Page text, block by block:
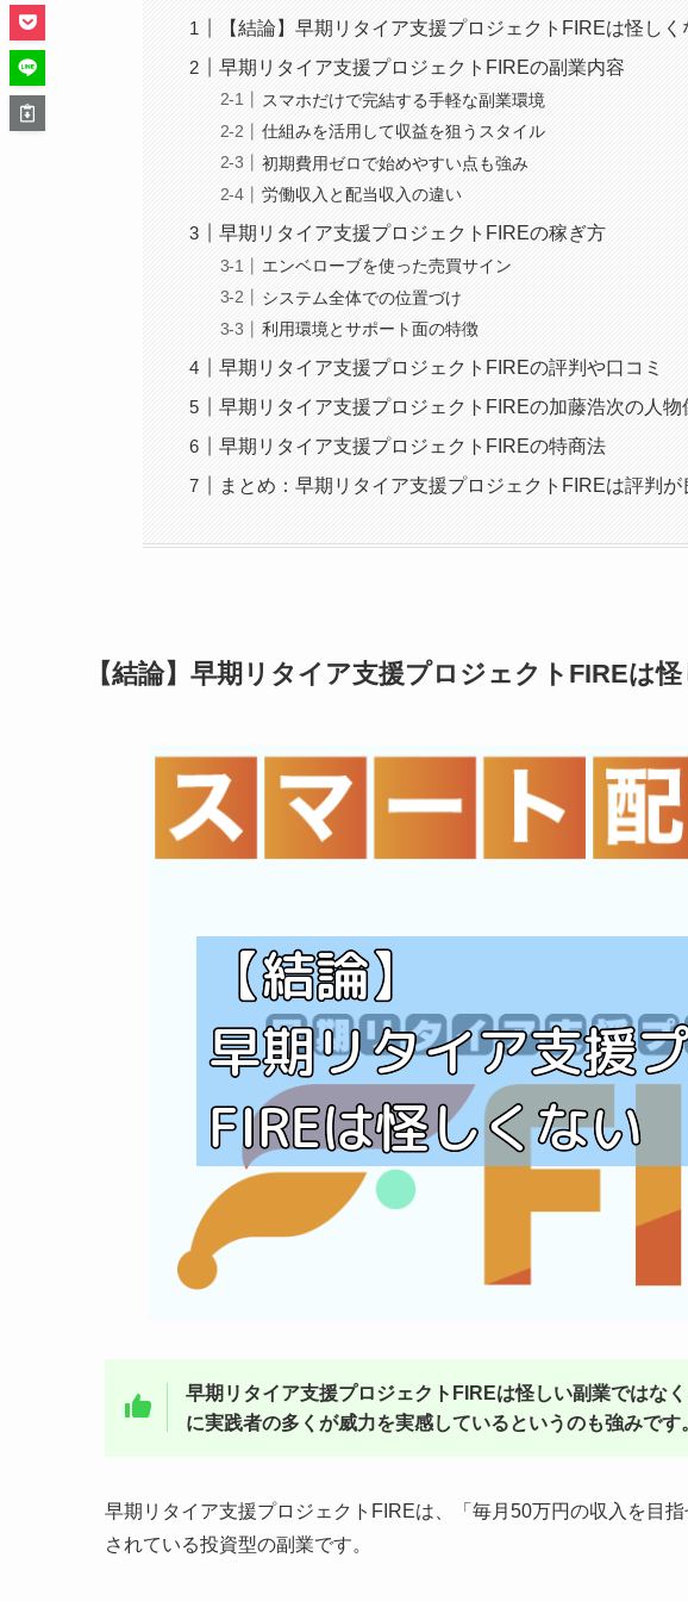
【結論】早期リタイア支援プロジェクトFIREは怪しく
早期リタイア支援プロジェクトFIREの副業内容
スマホだけで完結する手軽な副業環境
仕組みを活用して収益を狙うスタイル
初期費用ゼロで始めやすい点も強み
労働収入と配当収入の違い
早期リタイア支援プロジェクトFIREの稼ぎ方
エンベローブを使った売買サイン
システム全体での位置づけ
利用環境とサポート面の特徴
早期リタイア支援プロジェクトFIREの評判や口コミ
早期リタイア支援プロジェクトFIREの加藤浩次の人物
早期リタイア支援プロジェクトFIREの特商法
まとめ：早期リタイア支援プロジェクトFIREは評判
【結論】早期リタイア支援プロジェクトFIREは
早期リタイア支援プロジェクトFIREは怪しい副業ではな
に実践者の多くが威力を実感しているというのも強みです
早期リタイア支援プロジェクトFIREは、「毎月50万円の収入を目
されている投資型の副業です。